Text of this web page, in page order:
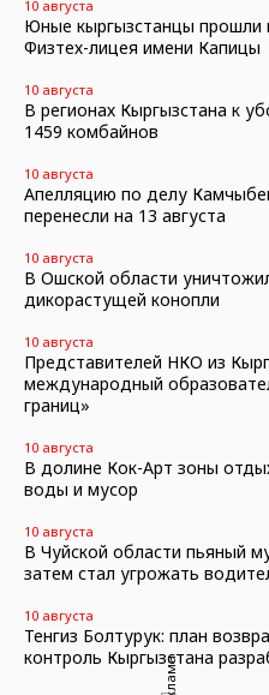
10 августа
Юные кыргызстанцы прошли
Физтех-лицея имени Капицы
10 августа
В регионах Кыргызстана к
1459 комбайнов
10 августа
Апелляцию по делу
перенесли на 13 августа
10 августа
В Ошской области
дикорастущей конопли
10 августа
Представителей НКО из
международный
границ»
10 августа
В долине Кок-Арт зоны
воды и мусор
10 августа
В Чуйской области пьяный
затем стал угрожать
10 августа
Тенгиз Болтурук: план
контроль Кыргызстана